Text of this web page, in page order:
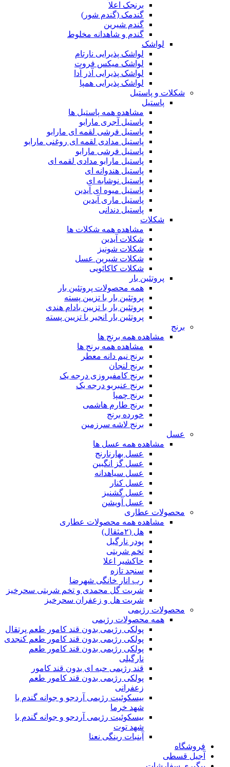
برنجک اعلا
گندمک (گندم شور)
گندم شیرین
گندم و شاهدانه مخلوط
لواشک
لواشک پذیرایی نارتام
لواشک میکس فروت
لواشک پذیرایی آذر آدا
لواشک پذیرایی همپا
شکلات و پاستیل
پاستیل
مشاهده همه پاستیل ها
پاستیل آجری مارابو
پاستیل فرشی لقمه ای مارابو
پاستیل مدادی لقمه ای روغنی مارابو
پاستیل فرشی مارابو
پاستیل مارابو مدادی لقمه ای
پاستیل هندوانه ای
پاستیل نوشابه ای
پاستیل میوه ای آیدین
پاستیل ماری آیدین
پاستیل دندانی
شکلات
مشاهده همه شکلات ها
شکلات آیدین
شکلات شونیز
شکلات شیرین عسل
شکلات کاکائویی
پروتئین بار
همه محصولات پروتئین بار
پروتئین بار با تزیین پسته
پروتئین بار با تزیین بادام هندی
پروتئین بار انجیر با تزیین پسته
برنج
مشاهده همه برنج ها
مشاهده همه برنج ها
برنج نیم دانه معطر
برنج لنجان
برنج کامفیروزی درجه یک
برنج عنبربو درجه یک
برنج چمپا
برنج طارم هاشمی
خورده برنج
برنج لاشه سرزمین
عسل
مشاهده همه عسل ها
عسل بهارنارنج
عسل گز انگبین
عسل سیاهدانه
عسل کنار
عسل گشنیز
عسل آویشن
محصولات عطاری
مشاهده همه محصولات عطاری
هل (۲مثقال)
پودر نارگیل
تخم شربتی
خاکشیر اعلا
سنجد تازه
رب انار خانگی شهرضا
شربت گل محمدی و تخم شربتی سحرخیز
شربت هل و زعفران سحرخیز
محصولات رژیمی
همه محصولات رژیمی
پولکی رژیمی بدون قند کامور طعم پرتقال
پولکی رژیمی بدون قند کامور طعم کنجدی
پولکی رژیمی بدون قند کامور طعم
نارگیلی
قند رژیمی حبه ای بدون قند کامور
پولکی رژیمی بدون قند کامور طعم
زعفرانی
بيسکوئيت رژیمی آردجو و جوانه گندم با
شهد خرما
بيسکوئيت رژیمی آردجو و جوانه گندم با
شهد توت
آبنبات رینگی نعنا
فروشگاه
آجیل قسطی